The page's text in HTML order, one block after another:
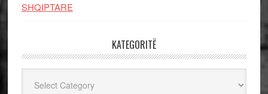
SHQIPTARE
KATEGORITË